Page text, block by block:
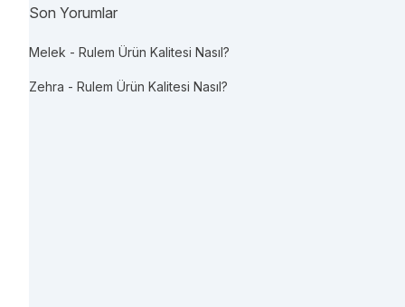
Son Yorumlar
Melek - Rulem Ürün Kalitesi Nasıl?
Zehra - Rulem Ürün Kalitesi Nasıl?